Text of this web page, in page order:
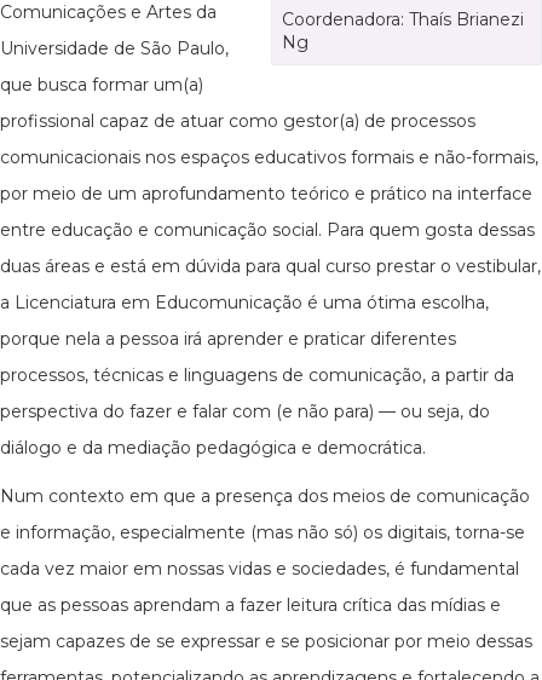
Coordenadora: Thaís Brianezi
Ng
Comunicações e Artes da
Universidade de São Paulo,
que busca formar um(a)
profissional capaz de atuar como gestor(a) de processos
comunicacionais nos espaços educativos formais e não-formais,
por meio de um aprofundamento teórico e prático na interface
entre educação e comunicação social. Para quem gosta dessas
duas áreas e está em dúvida para qual curso prestar o vestibular,
a Licenciatura em Educomunicação é uma ótima escolha,
porque nela a pessoa irá aprender e praticar diferentes
processos, técnicas e linguagens de comunicação, a partir da
perspectiva do fazer e falar com (e não para) — ou seja, do
diálogo e da mediação pedagógica e democrática.
Num contexto em que a presença dos meios de comunicação
e informação, especialmente (mas não só) os digitais, torna-se
cada vez maior em nossas vidas e sociedades, é fundamental
que as pessoas aprendam a fazer leitura crítica das mídias e
sejam capazes de se expressar e se posicionar por meio dessas